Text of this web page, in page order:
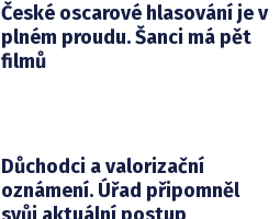
České oscarové hlasování je v
plném proudu. Šanci má pět
filmů
Důchodci a valorizační
oznámení. Úřad připomněl